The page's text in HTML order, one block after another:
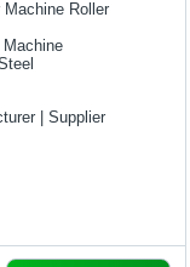
Machine Roller
Machine
| Supplier